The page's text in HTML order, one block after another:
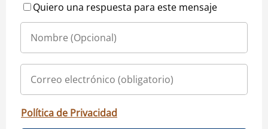
Quiero una respuesta para este mensaje
Política de Privacidad